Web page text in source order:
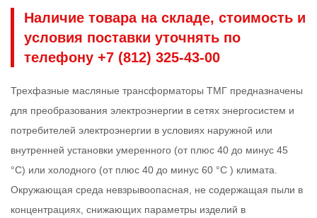
Наличие товара на складе, стоимость и
условия поставки уточнять по
телефону +7 (812) 325-43-00
Трехфазные масляные трансформаторы ТМГ предназначены
для преобразования электроэнергии в сетях энергосистем и
потребителей электроэнергии в условиях наружной или
внутренней установки умеренного (от плюс 40 до минус 45
°C) или холодного (от плюс 40 до минус 60 °C ) климата.
Окружающая среда невзрывоопасная, не содержащая пыли в
концентрациях, снижающих параметры изделий в